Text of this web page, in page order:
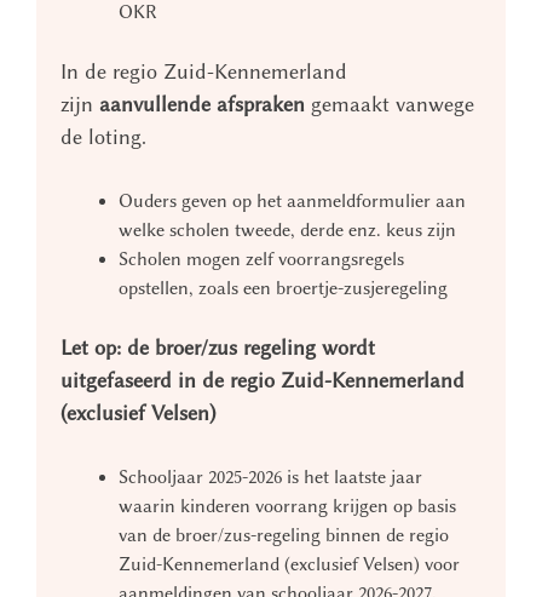
OKR
In de regio Zuid-Kennemerland
zijn aanvullende afspraken gemaakt vanwege
de loting.
Ouders geven op het aanmeldformulier aan
welke scholen tweede, derde enz. keus zijn
Scholen mogen zelf voorrangsregels
opstellen, zoals een broertje-zusjeregeling
Let op: de broer/zus regeling wordt
uitgefaseerd in de regio Zuid-Kennemerland
(exclusief Velsen)
Schooljaar 2025-2026 is het laatste jaar
waarin kinderen voorrang krijgen op basis
van de broer/zus-regeling binnen de regio
Zuid-Kennemerland (exclusief Velsen) voor